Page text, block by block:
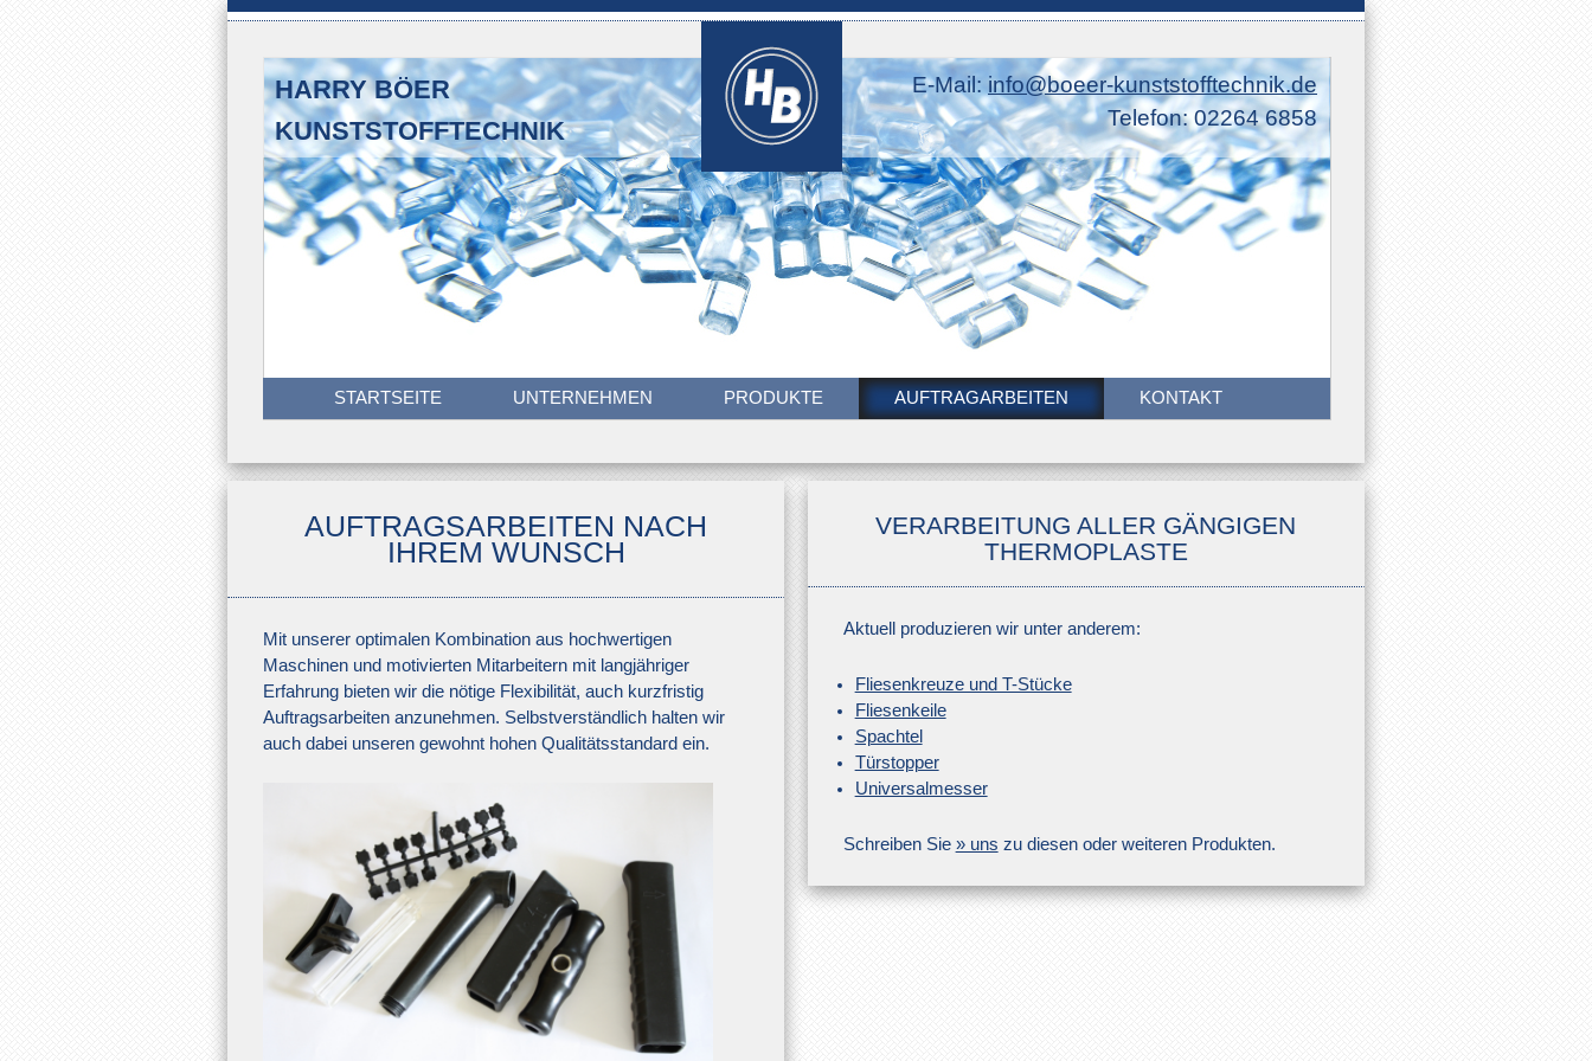
HARRY BÖER
KUNSTSTOFFTECHNIK
E-Mail: info@boeer-kunststofftechnik.de
Telefon: 02264 6858
STARTSEITE UNTERNEHMEN PRODUKTE AUFTRAGARBEITEN KONTAKT
AUFTRAGSARBEITEN NACH
IHREM WUNSCH
Mit unserer optimalen Kombination aus hochwertigen
Maschinen und motivierten Mitarbeitern mit langjähriger
Erfahrung bieten wir die nötige Flexibilität, auch kurzfristig
Auftragsarbeiten anzunehmen. Selbstverständlich halten wir
auch dabei unseren gewohnt hohen Qualitätsstandard ein.
VERARBEITUNG ALLER GÄNGIGEN
THERMOPLASTE
Aktuell produzieren wir unter anderem:
Fliesenkreuze und T-Stücke
Fliesenkeile
Spachtel
Türstopper
Universalmesser
Schreiben Sie » uns zu diesen oder weiteren Produkten.